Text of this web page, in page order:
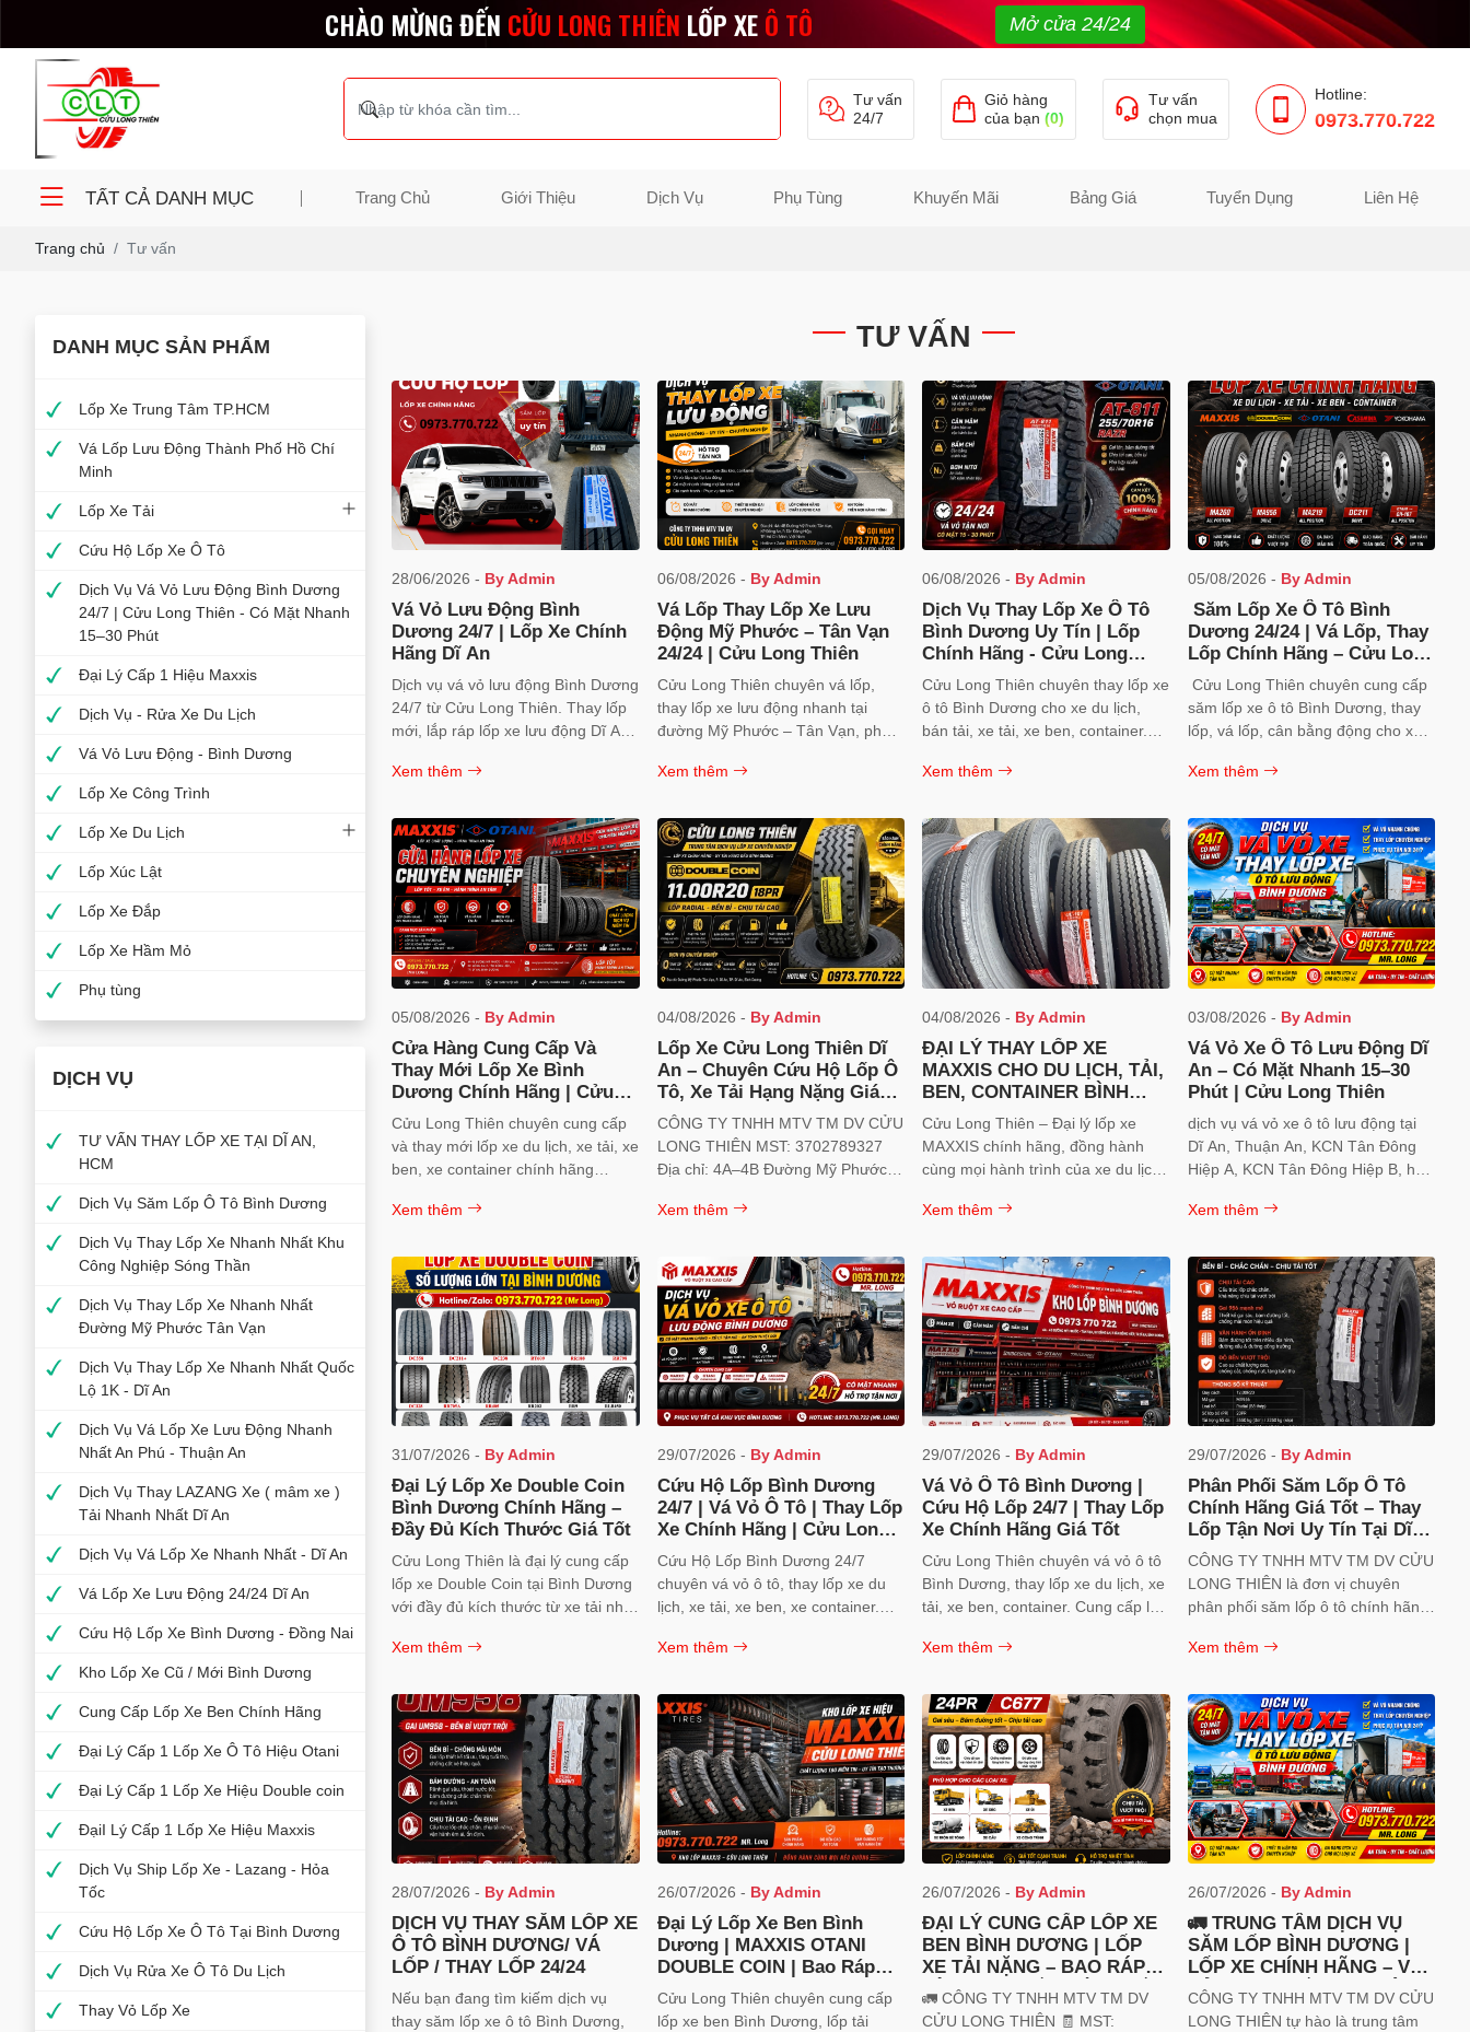
CHÀO MỪNG ĐẾN CỬU LONG THIÊN LỐP XEÔ TÔ Mở cửa 24/24
Tư vấn
24/7
Giỏ hàng
của bạn (0)
Tư vấn
chọn mua
Hotline:
0973.770.722
TẤT CẢ DANH MỤC Trang Chủ Giới Thiệu Dịch Vụ Phụ Tùng Khuyến Mãi Bảng Giá Tuyển Dụng Liên Hệ
Trang chủ Tư vấn
DANH MỤC SẢN PHẨM
Lốp Xe Trung Tâm TP.HCM
Vá Lốp Lưu Động Thành Phố Hồ Chí
Minh
Lốp Xe Tải
Cứu Hộ Lốp Xe Ô Tô
Dịch Vụ Vá Vỏ Lưu Động Bình Dương
24/7 | Cửu Long Thiên - Có Mặt Nhanh
15–30 Phút
Đại Lý Cấp 1 Hiệu Maxxis
Dịch Vụ - Rửa Xe Du Lịch
Vá Vỏ Lưu Động - Bình Dương
Lốp Xe Công Trình
Lốp Xe Du Lịch
Lốp Xúc Lật
Lốp Xe Đắp
Lốp Xe Hầm Mỏ
Phụ tùng
DỊCH VỤ
TƯ VẤN THAY LỐP XE TẠI DĨ AN,
HCM
Dịch Vụ Săm Lốp Ô Tô Bình Dương
Dịch Vụ Thay Lốp Xe Nhanh Nhất Khu
Công Nghiệp Sóng Thần
Dịch Vụ Thay Lốp Xe Nhanh Nhất
Đường Mỹ Phước Tân Vạn
Dịch Vụ Thay Lốp Xe Nhanh Nhất Quốc
Lộ 1K - Dĩ An
Dịch Vụ Vá Lốp Xe Lưu Động Nhanh
Nhất An Phú - Thuận An
Dịch Vụ Thay LAZANG Xe ( mâm xe )
Tải Nhanh Nhất Dĩ An
Dịch Vụ Vá Lốp Xe Nhanh Nhất - Dĩ An
Vá Lốp Xe Lưu Động 24/24 Dĩ An
Cứu Hộ Lốp Xe Bình Dương - Đồng Nai
Kho Lốp Xe Cũ / Mới Bình Dương
Cung Cấp Lốp Xe Ben Chính Hãng
Đại Lý Cấp 1 Lốp Xe Ô Tô Hiệu Otani
Đại Lý Cấp 1 Lốp Xe Hiệu Double coin
ĐạiI Lý Cấp 1 Lốp Xe Hiệu Maxxis
Dịch Vụ Ship Lốp Xe - Lazang - Hỏa
Tốc
Cứu Hộ Lốp Xe Ô Tô Tại Bình Dương
Dịch Vụ Rửa Xe Ô Tô Du Lịch
Thay Vỏ Lốp Xe
TƯ VẤN
28/06/2026 - By Admin
Vá Vỏ Lưu Động Bình
Dương 24/7 | Lốp Xe Chính
Hãng Dĩ An
Dịch vụ vá vỏ lưu động Bình Dương
24/7 từ Cửu Long Thiên. Thay lốp
mới, lắp ráp lốp xe lưu động Dĩ An
0973.770.722.
Xem thêm
06/08/2026 - By Admin
Vá Lốp Thay Lốp Xe Lưu
Động Mỹ Phước – Tân Vạn
24/24 | Cửu Long Thiên
Cửu Long Thiên chuyên vá lốp,
thay lốp xe lưu động nhanh tại
đường Mỹ Phước – Tân Vạn, phục
xe du lịch, bán tải, xe tải, xe ben,
Xem thêm
06/08/2026 - By Admin
Dịch Vụ Thay Lốp Xe Ô Tô
Bình Dương Uy Tín | Lốp
Chính Hãng - Cửu Long
Thiên
Cửu Long Thiên chuyên thay lốp xe
ô tô Bình Dương cho xe du lịch,
bán tải, xe tải, xe ben, container.
OTANI, CASUMINA chính hãng.
0973.770.722.
Xem thêm
05/08/2026 - By Admin
Săm Lốp Xe Ô Tô Bình
Dương 24/24 | Vá Lốp, Thay
Lốp Chính Hãng – Cửu Long
Thiên
Cửu Long Thiên chuyên cung cấp
săm lốp xe ô tô Bình Dương, thay
lốp, vá lốp, cân bằng động cho xe
Kho lốp chính hãng Maxxis, Double
Xem thêm
05/08/2026 - By Admin
Cửa Hàng Cung Cấp Và
Thay Mới Lốp Xe Bình
Dương Chính Hãng | Cửu
Long Thiên
Cửu Long Thiên chuyên cung cấp
và thay mới lốp xe du lịch, xe tải, xe
ben, xe container chính hãng
tốt, lắp đặt chuyên nghiệp tại Bình
Xem thêm
04/08/2026 - By Admin
Lốp Xe Cửu Long Thiên Dĩ
An – Chuyên Cứu Hộ Lốp Ô
Tô, Xe Tải Hạng Nặng Giá
Tốt Nhất
CÔNG TY TNHH MTV TM DV CỬU
LONG THIÊN MST: 3702789327
Địa chỉ: 4A–4B Đường Mỹ Phước –
Đông Hiệp, TP. Hồ Chí Minh, Việt
(Mr Long) Email:
congtycuuthienlong@gmail.com
Website: sieuthilopxe.com
Xem thêm
04/08/2026 - By Admin
ĐẠI LÝ THAY LỐP XE
MAXXIS CHO DU LỊCH, TẢI,
BEN, CONTAINER BÌNH
DƯƠNG
Cửu Long Thiên – Đại lý lốp xe
MAXXIS chính hãng, đồng hành
cùng mọi hành trình của xe du lịch,
Xem thêm
03/08/2026 - By Admin
Vá Vỏ Xe Ô Tô Lưu Động Dĩ
An – Có Mặt Nhanh 15–30
Phút | Cửu Long Thiên
dịch vụ vá vỏ xe ô tô lưu động tại
Dĩ An, Thuận An, KCN Tân Đông
Hiệp A, KCN Tân Đông Hiệp B, hãy
TM DV Cửu Long Thiên
Xem thêm
31/07/2026 - By Admin
Đại Lý Lốp Xe Double Coin
Bình Dương Chính Hãng –
Đầy Đủ Kích Thước Giá Tốt
Cửu Long Thiên là đại lý cung cấp
lốp xe Double Coin tại Bình Dương
với đầy đủ kích thước từ xe tải nhẹ,
container. Cam kết lốp chính hãng,
chuyên nghiệp.
Xem thêm
29/07/2026 - By Admin
Cứu Hộ Lốp Bình Dương
24/7 | Vá Vỏ Ô Tô | Thay Lốp
Xe Chính Hãng | Cửu Long
Thiên
Cứu Hộ Lốp Bình Dương 24/7
chuyên vá vỏ ô tô, thay lốp xe du
lịch, xe tải, xe ben, xe container.
DOUBLE COIN, CASUMINA chính
0973.770.722.
Xem thêm
29/07/2026 - By Admin
Vá Vỏ Ô Tô Bình Dương |
Cứu Hộ Lốp 24/7 | Thay Lốp
Xe Chính Hãng Giá Tốt
Cửu Long Thiên chuyên vá vỏ ô tô
Bình Dương, thay lốp xe du lịch, xe
tải, xe ben, container. Cung cấp lốp
CASUMINA chính hãng. Hỗ trợ cứu
0973.770.722.
Xem thêm
29/07/2026 - By Admin
Phân Phối Săm Lốp Ô Tô
Chính Hãng Giá Tốt – Thay
Lốp Tận Nơi Uy Tín Tại Dĩ
An, Bình Dương |
CÔNG TY TNHH MTV TM DV CỬU
LONG THIÊN là đơn vị chuyên
phân phối săm lốp ô tô chính hãng
vá vỏ, lắp ráp và thay lốp tận nơi
Dương và các khu vực lân cận.
Xem thêm
28/07/2026 - By Admin
DỊCH VỤ THAY SĂM LỐP XE
Ô TÔ BÌNH DƯƠNG/ VÁ
LỐP / THAY LỐP 24/24
Nếu bạn đang tìm kiếm dịch vụ
thay săm lốp xe ô tô Bình Dương,
26/07/2026 - By Admin
Đại Lý Lốp Xe Ben Bình
Dương | MAXXIS OTANI
DOUBLE COIN | Bao Ráp
Tận Nơi
Cửu Long Thiên chuyên cung cấp
lốp xe ben Bình Dương, lốp tải
26/07/2026 - By Admin
ĐẠI LÝ CUNG CẤP LỐP XE
BEN BÌNH DƯƠNG | LỐP
XE TẢI NẶNG – BAO RÁP
TẬN NƠI – LỐP MỚI & LỐP
CŨ CHẤT LƯỢNG CAO
🚛 CÔNG TY TNHH MTV TM DV
CỬU LONG THIÊN 🧾 MST:
26/07/2026 - By Admin
🚛 TRUNG TÂM DỊCH VỤ
SĂM LỐP BÌNH DƯƠNG |
LỐP XE CHÍNH HÃNG – VÁ
VỎ – THAY LỐP LƯU ĐỘNG
DĨ AN
CÔNG TY TNHH MTV TM DV CỬU
LONG THIÊN tự hào là trung tâm